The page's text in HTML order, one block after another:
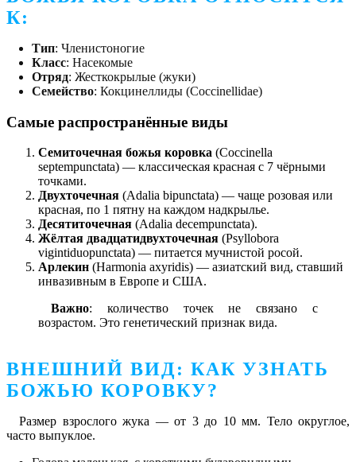
К:
Тип: Членистоногие
Класс: Насекомые
Отряд: Жесткокрылые (жуки)
Семейство: Кокцинеллиды (Coccinellidae)
Самые распространённые виды
Семиточечная божья коровка (Coccinella
septempunctata) — классическая красная с 7 чёрными
точками.
Двухточечная (Adalia bipunctata) — чаще розовая или
красная, по 1 пятну на каждом надкрылье.
Десятиточечная (Adalia decempunctata).
Жёлтая двадцатидвухточечная (Psyllobora
vigintiduopunctata) — питается мучнистой росой.
Арлекин (Harmonia axyridis) — азиатский вид, ставший
инвазивным в Европе и США.
Важно: количество точек не связано с
возрастом. Это генетический признак вида.
ВНЕШНИЙ ВИД: КАК УЗНАТЬ
БОЖЬЮ КОРОВКУ?
Размер взрослого жука — от 3 до 10 мм. Тело округлое,
часто выпуклое.